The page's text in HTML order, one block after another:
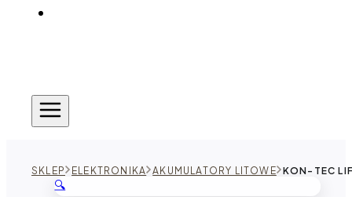
SKLEP ELEKTRONIKA AKUMULATORY LITOWE KON-TEC
🔍